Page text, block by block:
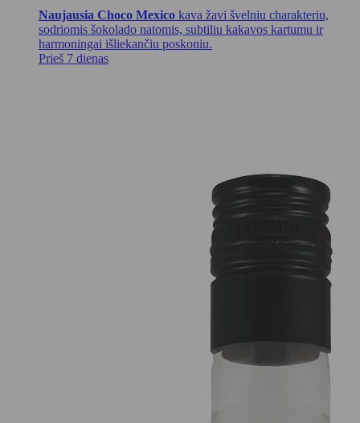
Naujausia Choco Mexico kava žavi švelniu charakteriu,
sodriomis šokolado natomis, subtiliu kakavos kartumu ir
harmoningai išliekančiu poskoniu.
Prieš 7 dienas